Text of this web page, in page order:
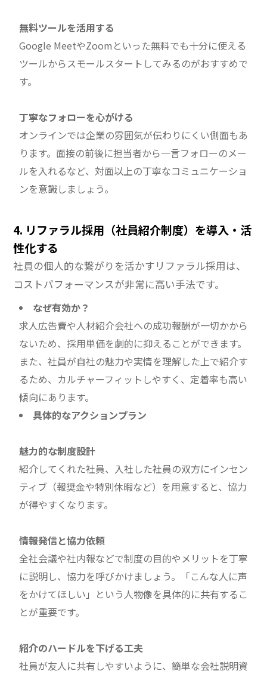
無料ツールを活用する
Google MeetやZoomといった無料でも十分に使える
ツールからスモールスタートしてみるのがおすすめで
す。
丁寧なフォローを心がける
オンラインでは企業の雰囲気が伝わりにくい側面もあ
ります。面接の前後に担当者から一言フォローのメー
ルを入れるなど、対面以上の丁寧なコミュニケーショ
ンを意識しましょう。
4. リファラル採用（社員紹介制度）を導入・活
性化する
社員の個人的な繋がりを活かすリファラル採用は、
コストパフォーマンスが非常に高い手法です。
なぜ有効か？
求人広告費や人材紹介会社への成功報酬が一切かから
ないため、採用単価を劇的に抑えることができます。
また、社員が自社の魅力や実情を理解した上で紹介す
るため、カルチャーフィットしやすく、定着率も高い
傾向にあります。
具体的なアクションプラン
魅力的な制度設計
紹介してくれた社員、入社した社員の双方にインセン
ティブ（報奨金や特別休暇など）を用意すると、協力
が得やすくなります。
情報発信と協力依頼
全社会議や社内報などで制度の目的やメリットを丁寧
に説明し、協力を呼びかけましょう。「こんな人に声
をかけてほしい」という人物像を具体的に共有するこ
とが重要です。
紹介のハードルを下げる工夫
社員が友人に共有しやすいように、簡単な会社説明資